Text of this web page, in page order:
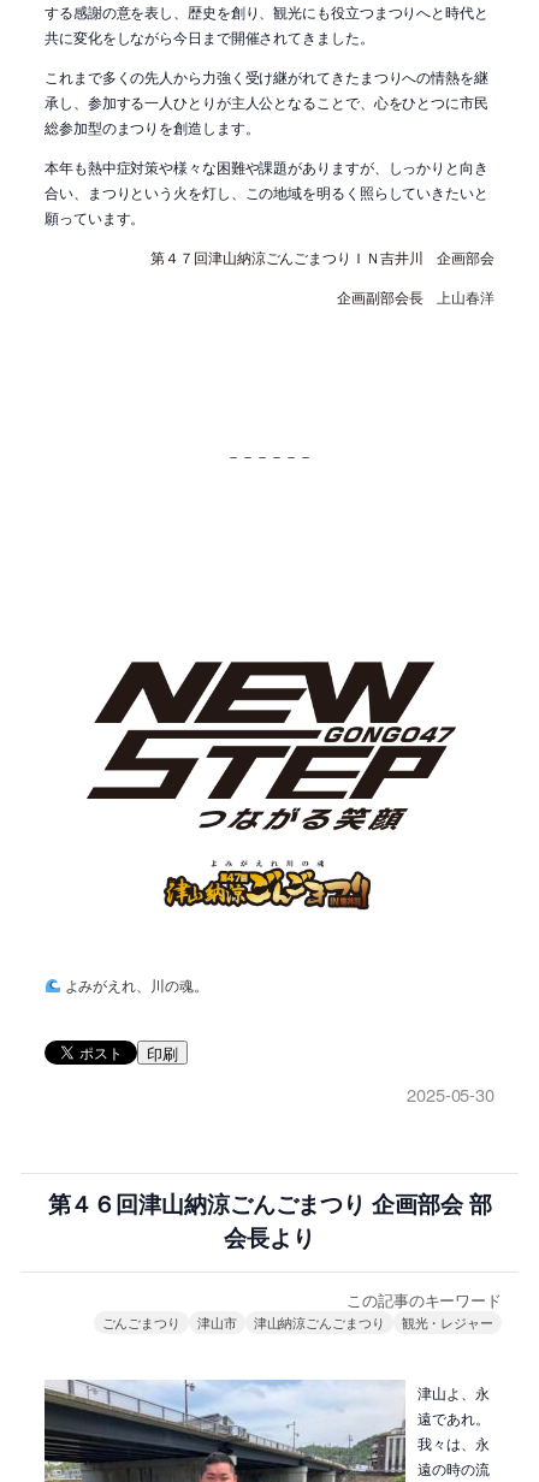
する感謝の意を表し、歴史を創り、観光にも役立つまつりへと時代と
共に変化をしながら今日まで開催されてきました。
これまで多くの先人から力強く受け継がれてきたまつりへの情熱を継
承し、参加する一人ひとりが主人公となることで、心をひとつに市民
総参加型のまつりを創造します。
本年も熱中症対策や様々な困難や課題がありますが、しっかりと向き
合い、まつりという火を灯し、この地域を明るく照らしていきたいと
願っています。
第４７回津山納涼ごんごまつりＩＮ吉井川 企画部会
企画副部会長
上山春洋
－－－－－－
よみがえれ、川の魂。
印刷
2025-05-30
第４６回津山納涼ごんごまつり 企画部会 部
会長より
この記事のキーワード
ごんごまつり 津山市 津山納涼ごんごまつり 観光・レジャー
津山よ、永
遠であれ。
我々は、永
遠の時の流